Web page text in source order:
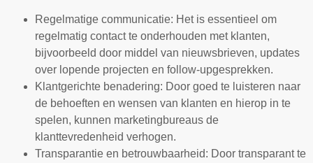
Regelmatige communicatie: Het is essentieel om
regelmatig contact te onderhouden met klanten,
bijvoorbeeld door middel van nieuwsbrieven, updates
over lopende projecten en follow-upgesprekken.
Klantgerichte benadering: Door goed te luisteren naar
de behoeften en wensen van klanten en hierop in te
spelen, kunnen marketingbureaus de
klanttevredenheid verhogen.
Transparantie en betrouwbaarheid: Door transparant te